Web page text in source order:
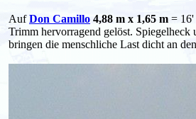
AufDon Camillo 4,88 m x 1,65 m = 16'
Trimm hervorragend gelöst. Spiegelheck
bringen die menschliche Last dicht an